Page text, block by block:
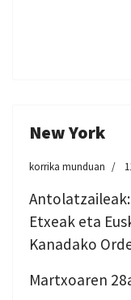
New York
korrika munduan
Etxeak eta
Kanadako
Martxoaren